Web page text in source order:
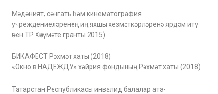
Мәдәният, сәнгать һәм кинематография
учреждениеләренең иң яхшы хезмәткәрләренә ярдәм итү
өчен ТР Хөкүмәте гранты 2015)
БИКАФЕСТ Рәхмәт хаты (2018)
«Окно в НАДЕЖДУ» хәйрия фондының Рәхмәт хаты (2018)
Татарстан Республикасы инвалид балалар ата-